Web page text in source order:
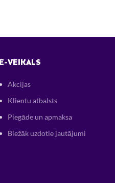
E-VEIKALS
Akcijas
Klientu atbalsts
Piegāde un apmaksa
Biežāk uzdotie jautājumi